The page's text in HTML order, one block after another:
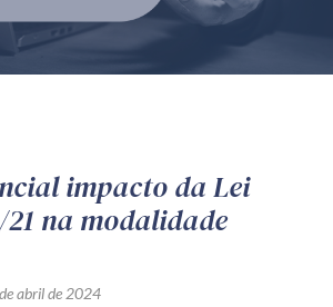
e serviços
Mentoria Zênite
impacto da Lei
21 na modalidade
abril de 2024